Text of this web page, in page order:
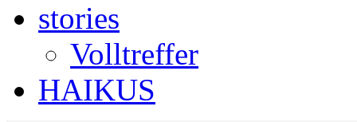
stories
Volltreffer
HAIKUS